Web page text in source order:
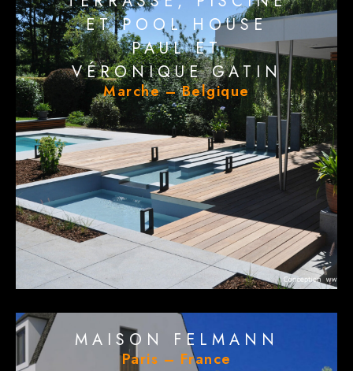
ET POOL HOUSE
PAUL ET
VÉRONIQUE GATIN
Marche – Belgique
MAISON FELMANN
Paris – France